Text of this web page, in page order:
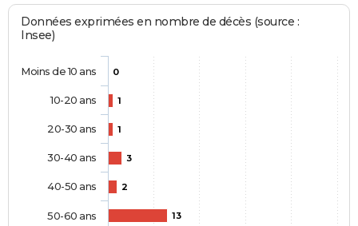
Données exprimées en nombre de décès (source :
Insee)
0
1
1
3
2
13
Moins de 10 ans
10-20 ans
20-30 ans
30-40 ans
40-50 ans
50-60 ans